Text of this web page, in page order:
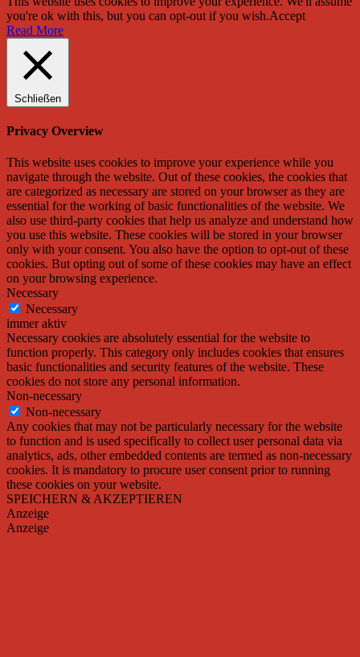
you're ok with this, but you can opt-out if you wish.Accept
Read More
Schließen
Privacy Overview
This website uses cookies to improve your experience while you
navigate through the website. Out of these cookies, the cookies that
are categorized as necessary are stored on your browser as they are
essential for the working of basic functionalities of the website. We
also use third-party cookies that help us analyze and understand how
you use this website. These cookies will be stored in your browser
only with your consent. You also have the option to opt-out of these
cookies. But opting out of some of these cookies may have an effect
on your browsing experience.
Necessary
Necessary
immer aktiv
Necessary cookies are absolutely essential for the website to
function properly. This category only includes cookies that ensures
basic functionalities and security features of the website. These
cookies do not store any personal information.
Non-necessary
Non-necessary
Any cookies that may not be particularly necessary for the website
to function and is used specifically to collect user personal data via
analytics, ads, other embedded contents are termed as non-necessary
cookies. It is mandatory to procure user consent prior to running
these cookies on your website.
SPEICHERN & AKZEPTIEREN
Anzeige
Anzeige